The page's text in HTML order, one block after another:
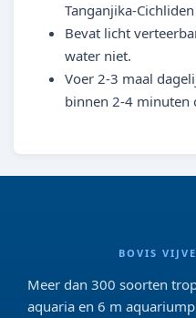
Tanganjika-
Bevat licht
water niet.
Voer 2-3 maal
binnen 2-4 minuten
BOVIS
Meer dan 300 soorten
aquaria en 6 m